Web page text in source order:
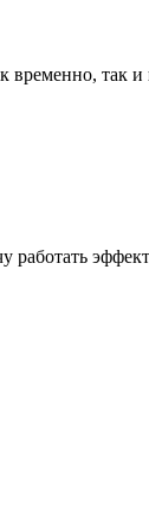
так и
работать